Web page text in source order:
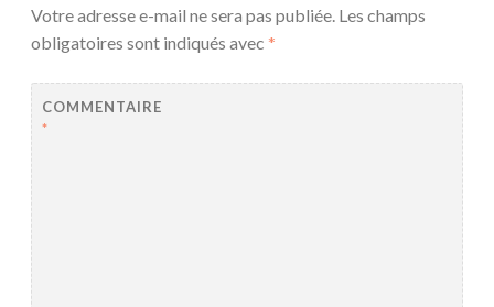
Votre adresse e-mail ne sera pas publiée. Les champs
obligatoires sont indiqués avec *
COMMENTAIRE
*